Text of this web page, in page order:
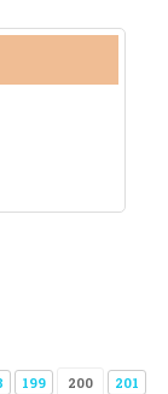
199 200 201